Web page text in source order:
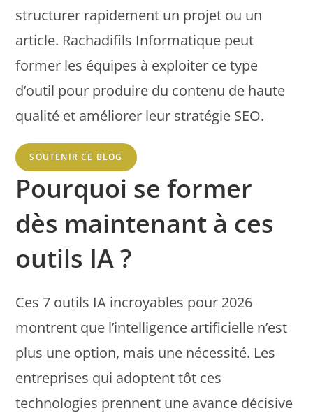
structurer rapidement un projet ou un
article. Rachadifils Informatique peut
former les équipes à exploiter ce type
d’outil pour produire du contenu de haute
qualité et améliorer leur stratégie SEO.
SOUTENIR CE BLOG
Pourquoi se former
dès maintenant à ces
outils IA ?
Ces 7 outils IA incroyables pour 2026
montrent que l’intelligence artificielle n’est
plus une option, mais une nécessité. Les
entreprises qui adoptent tôt ces
technologies prennent une avance décisive